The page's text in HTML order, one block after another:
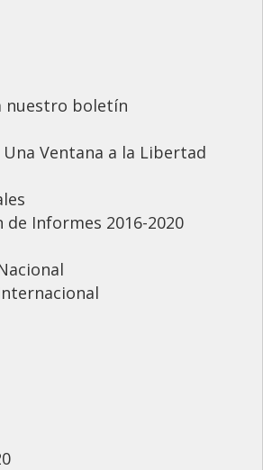
nuestro boletín
Ventana a la Libertad
de Informes 2016-2020